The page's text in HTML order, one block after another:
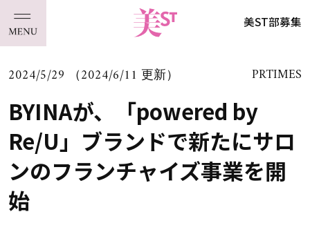
美ST部募集
2024/5/29 （2024/6/11 更新） PRTIMES
BYINAが、「powered by
Re/U」ブランドで新たにサロ
ンのフランチャイズ事業を開
始